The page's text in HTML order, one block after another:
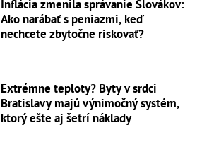
Inflácia zmenila správanie Slovákov:
Ako narábať s peniazmi, keď
nechcete zbytočne riskovať?
Extrémne teploty? Byty v srdci
Bratislavy majú výnimočný systém,
ktorý ešte aj šetrí náklady